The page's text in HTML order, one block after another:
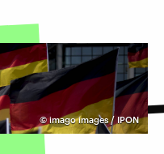
©imago images / IPON